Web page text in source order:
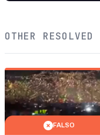
OTHER RESOLVED
FALSO